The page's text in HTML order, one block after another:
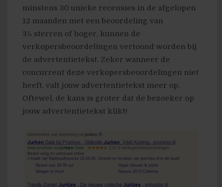
minstens 30 unieke recensies in de afgelopen
12 maanden met een beoordeling van
3½ sterren of hoger, kunnen de
verkopersbeoordelingen vertoond worden bij
de advertentietekst. Zeker wanneer de
concurrent deze verkopersbeoordelingen niet
heeft, valt jouw advertentietekst meer op.
Oftewel, de kans is groter dat de bezoeker op
jouw advertentietekst klikt!